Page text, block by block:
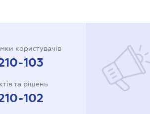
користувачів
103
та рішень
102